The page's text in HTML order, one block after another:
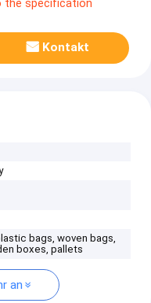
the specification
Kontakt
bags, woven bags,
boxes, pallets
an